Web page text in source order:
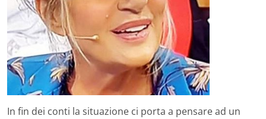
In fin dei conti la situazione ci porta a pensare ad un